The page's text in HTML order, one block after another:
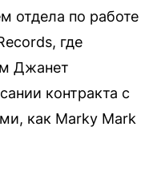
отдела по работе
где
Джанет
контракта с
как Marky Mark